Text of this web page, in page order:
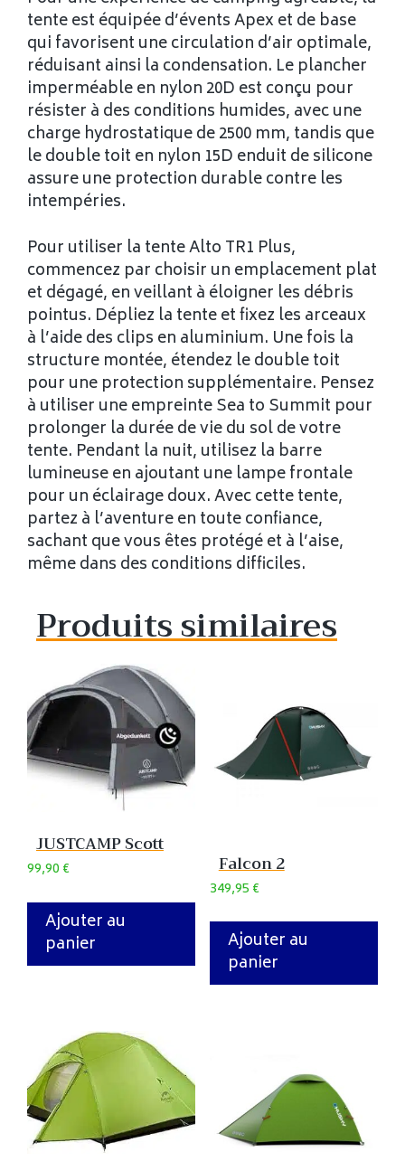
tente est équipée d’évents Apex et de base
qui favorisent une circulation d’air optimale,
réduisant ainsi la condensation. Le plancher
imperméable en nylon 20D est conçu pour
résister à des conditions humides, avec une
charge hydrostatique de 2500 mm, tandis que
le double toit en nylon 15D enduit de silicone
assure une protection durable contre les
intempéries.
Pour utiliser la tente Alto TR1 Plus,
commencez par choisir un emplacement plat
et dégagé, en veillant à éloigner les débris
pointus. Dépliez la tente et fixez les arceaux
à l’aide des clips en aluminium. Une fois la
structure montée, étendez le double toit
pour une protection supplémentaire. Pensez
à utiliser une empreinte Sea to Summit pour
prolonger la durée de vie du sol de votre
tente. Pendant la nuit, utilisez la barre
lumineuse en ajoutant une lampe frontale
pour un éclairage doux. Avec cette tente,
partez à l’aventure en toute confiance,
sachant que vous êtes protégé et à l’aise,
même dans des conditions difficiles.
Produits similaires
JUSTCAMP Scott
99,90€
Ajouter au
panier
Falcon 2
349,95€
Ajouter au
panier